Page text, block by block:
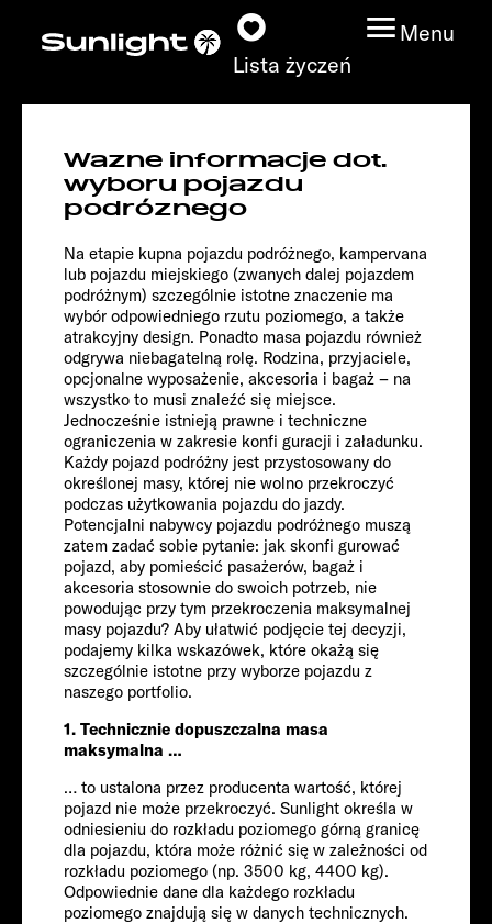
Lista życzeń
Menu
Modele
Wyszukiwarka
pojazdów
Wyszukiwanie
dystrybutorów
Badać
Praca
Wazne informacje dot.
wyboru pojazdu
podróznego
Na etapie kupna pojazdu podróżnego, kampervana
lub pojazdu miejskiego (zwanych dalej pojazdem
podróżnym) szczególnie istotne znaczenie ma
wybór odpowiedniego rzutu poziomego, a także
atrakcyjny design. Ponadto masa pojazdu również
odgrywa niebagatelną rolę. Rodzina, przyjaciele,
opcjonalne wyposażenie, akcesoria i bagaż – na
wszystko to musi znaleźć się miejsce.
Jednocześnie istnieją prawne i techniczne
ograniczenia w zakresie konfi guracji i załadunku.
Każdy pojazd podróżny jest przystosowany do
określonej masy, której nie wolno przekroczyć
podczas użytkowania pojazdu do jazdy.
Potencjalni nabywcy pojazdu podróżnego muszą
zatem zadać sobie pytanie: jak skonfi gurować
pojazd, aby pomieścić pasażerów, bagaż i
akcesoria stosownie do swoich potrzeb, nie
powodując przy tym przekroczenia maksymalnej
masy pojazdu? Aby ułatwić podjęcie tej decyzji,
podajemy kilka wskazówek, które okażą się
szczególnie istotne przy wyborze pojazdu z
naszego portfolio.
1. Technicznie dopuszczalna masa
maksymalna …
… to ustalona przez producenta wartość, której
pojazd nie może przekroczyć. Sunlight określa w
odniesieniu do rozkładu poziomego górną granicę
dla pojazdu, która może różnić się w zależności od
rozkładu poziomego (np. 3500 kg, 4400 kg).
Odpowiednie dane dla każdego rozkładu
poziomego znajdują się w danych technicznych.
T 66 SAdventure
Chassis
FIAT
Pasażerowie
4-5
Rozmiar